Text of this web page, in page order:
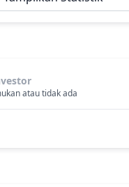
atau tidak ada